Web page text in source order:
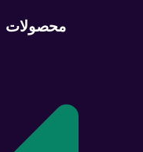
محصولات